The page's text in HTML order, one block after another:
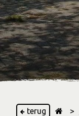
terug >